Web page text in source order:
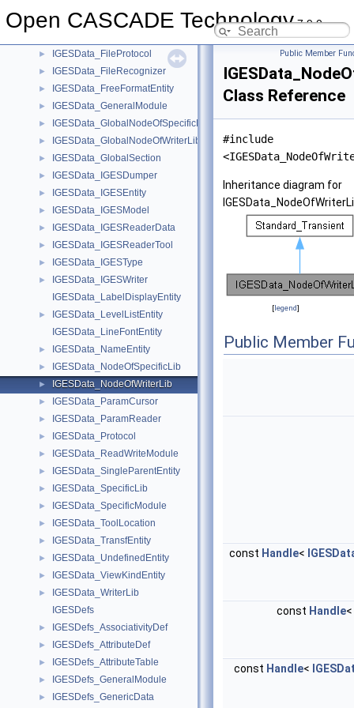
Open CASCADE Technology7.9.0
► IGESData_DirChecker
► IGESData_FileProtocol
► IGESData_FileRecognizer
► IGESData_FreeFormatEntity
► IGESData_GeneralModule
► IGESData_GlobalNodeOfSpecificLib
► IGESData_GlobalNodeOfWriterLib
► IGESData_GlobalSection
► IGESData_IGESDumper
► IGESData_IGESEntity
► IGESData_IGESModel
► IGESData_IGESReaderData
► IGESData_IGESReaderTool
► IGESData_IGESType
►
IGESData_IGESWriter
IGESData_LabelDisplayEntity
►
IGESData_LevelListEntity
IGESData_LineFontEntity
► IGESData_NameEntity
► IGESData_NodeOfSpecificLib
► IGESData_NodeOfWriterLib
► IGESData_ParamCursor
► IGESData_ParamReader
► IGESData_Protocol
► IGESData_ReadWriteModule
► IGESData_SingleParentEntity
► IGESData_SpecificLib
► IGESData_SpecificModule
► IGESData_ToolLocation
► IGESData_TransfEntity
► IGESData_UndefinedEntity
► IGESData_ViewKindEntity
►
IGESData_WriterLib
IGESDefs
► IGESDefs_AssociativityDef
► IGESDefs_AttributeDef
► IGESDefs_AttributeTable
► IGESDefs_GeneralModule
► IGESDefs_GenericData
Public Member
Class Reference
#include
Inheritance diagram for
[legend]
Public Member
const Handle<
const Handle<
const Handle<